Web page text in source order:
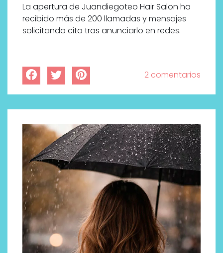
La apertura de Juandiegoteo Hair Salon ha
recibido más de 200 llamadas y mensajes
solicitando cita tras anunciarlo en redes.
2 comentarios